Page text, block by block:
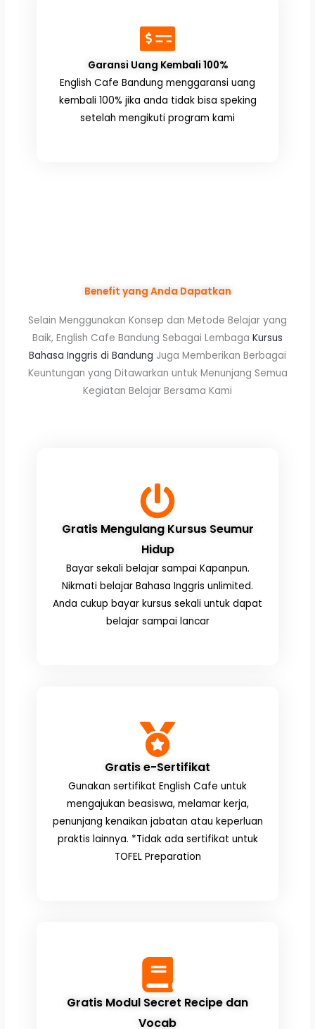
Garansi Uang Kembali 100%
English Cafe Bandung menggaransi uang
kembali 100% jika anda tidak bisa speking
setelah mengikuti program kami
Benefit yang Anda Dapatkan
Selain Menggunakan Konsep dan Metode Belajar yang
Baik, English Cafe Bandung Sebagai Lembaga Kursus
Bahasa Inggris di Bandung Juga Memberikan Berbagai
Keuntungan yang Ditawarkan untuk Menunjang Semua
Kegiatan Belajar Bersama Kami
Gratis Mengulang Kursus Seumur
Hidup
Bayar sekali belajar sampai Kapanpun.
Nikmati belajar Bahasa Inggris unlimited.
Anda cukup bayar kursus sekali untuk dapat
belajar sampai lancar
Gratis e-Sertifikat
Gunakan sertifikat English Cafe untuk
mengajukan beasiswa, melamar kerja,
penunjang kenaikan jabatan atau keperluan
praktis lainnya. *Tidak ada sertifikat untuk
TOFEL Preparation
Gratis Modul Secret Recipe dan
Vocab